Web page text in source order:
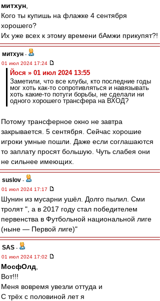
митхун
Кого ты купишь на флажке 4 сентября
хорошего?
Их уже всех к этому времени бАмжи прикупят?!
митхун -
01 июл 2024 17:24
Йося » 01 июл 2024 13:55
Заметили, что все клубы, кто последние годы
мог хоть как-то сопротивляться и навязывать
хоть какие-то потуги борьбы, не сделали ни
одного хорошего трансфера на ВХОД?
Потому трансферное окно не завтра
закрывается. 5 сентября. Сейчас хорошие
игроки умные пошли. Даже если соглашаются
то заплату просят большую. Чуть слабея они
не сильнее имеющих.
suslov -
01 июл 2024 17:17
Шунин из мусарни ушёл. Долго пылил. Сми
тролят ", а в 2017 году стал победителем
первенства в Футбольной национальной лиге
(ныне — Первой лиге)"
SAS -
01 июл 2024 17:02
МосфОлд
Вот!!!
Меня вовремя увезли оттуда и
С трёх с половиной лет я